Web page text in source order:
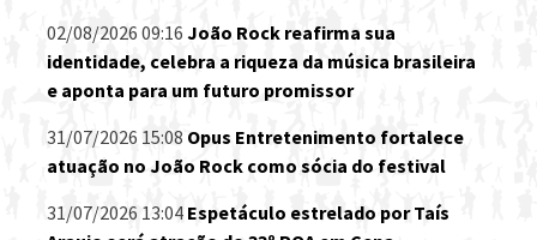
02/08/2026 09:16 João Rock reafirma sua
identidade, celebra a riqueza da música brasileira
e aponta para um futuro promissor
31/07/2026 15:08 Opus Entretenimento fortalece
atuação no João Rock como sócia do festival
31/07/2026 13:04 Espetáculo estrelado por Taís